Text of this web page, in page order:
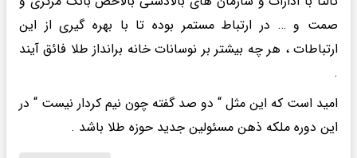
صمت و … در ارتباط مستمر بوده تا با بهره گیری از این
ارتباطات ، هر چه بیشتر بر نوسانات خانه برانداز طلا فائق آیند
.
امید است که این مثل “ دو صد گفته چون نیم کردار نیست “ در
این دوره ملکه ذهن مسئولین جدید حوزه طلا باشد .